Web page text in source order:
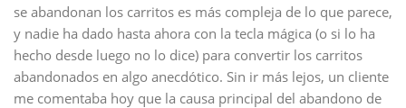
se abandonan los carritos es más compleja de lo que parece,
y nadie ha dado hasta ahora con la tecla mágica (o si lo ha
hecho desde luego no lo dice) para convertir los carritos
abandonados en algo anecdótico. Sin ir más lejos, un cliente
me comentaba hoy que la causa principal del abandono de